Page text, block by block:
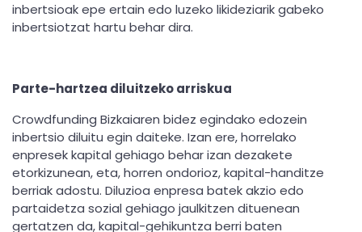
inbertsioak epe ertain edo luzeko likideziarik gabeko
inbertsiotzat hartu behar dira.
Parte-hartzea diluitzeko arriskua
Crowdfunding Bizkaiaren bidez egindako edozein
inbertsio diluitu egin daiteke. Izan ere, horrelako
enpresek kapital gehiago behar izan dezakete
etorkizunean, eta, horren ondorioz, kapital-handitze
berriak adostu. Diluzioa enpresa batek akzio edo
partaidetza sozial gehiago jaulkitzen dituenean
gertatzen da, kapital-gehikuntza berri baten